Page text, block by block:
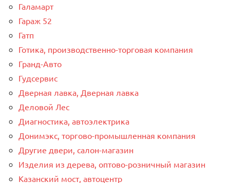
Галамарт
Гараж 52
Гатп
Готика, производственно-торговая компания
Гранд-Авто
Гудсервис
Дверная лавка, Дверная лавка
Деловой Лес
Диагностика, автоэлектрика
Донимэкс, торгово-промышленная компания
Другие двери, салон-магазин
Изделия из дерева, оптово-розничный магазин
Казанский мост, автоцентр